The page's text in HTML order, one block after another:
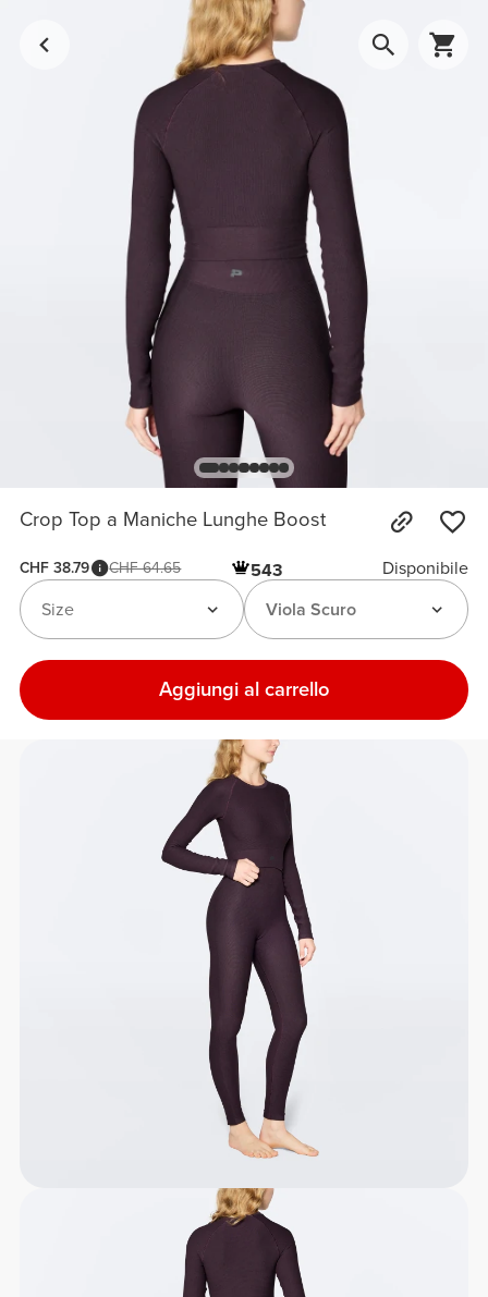
Crop Top a Maniche Lunghe Boost
CHF 38.79 CHF 64.65 543
Disponibile
Viola Scuro
Size
Aggiungi al carrello